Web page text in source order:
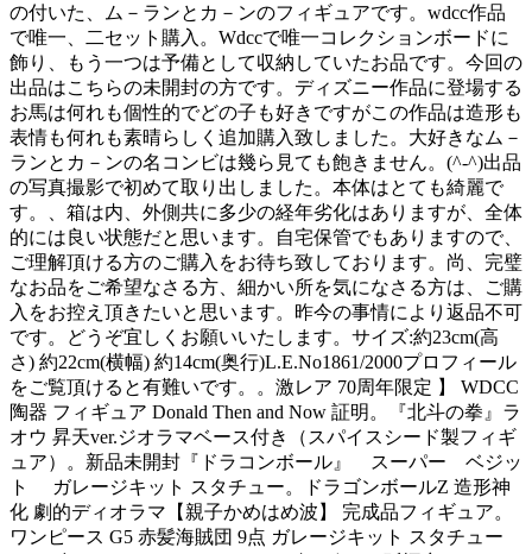
の付いた、ム－ランとカ－ンのフィギュアです。wdcc作品
で唯一、二セット購入。Wdccで唯一コレクションボードに
飾り、もう一つは予備として収納していたお品です。今回の
出品はこちらの未開封の方です。ディズニー作品に登場する
お馬は何れも個性的でどの子も好きですがこの作品は造形も
表情も何れも素晴らしく追加購入致しました。大好きなム－
ランとカ－ンの名コンビは幾ら見ても飽きません。(^-^)出品
の写真撮影で初めて取り出しました。本体はとても綺麗で
す。、箱は内、外側共に多少の経年劣化はありますが、全体
的には良い状態だと思います。自宅保管でもありますので、
ご理解頂ける方のご購入をお待ち致しております。尚、完璧
なお品をご希望なさる方、細かい所を気になさる方は、ご購
入をお控え頂きたいと思います。昨今の事情により返品不可
です。どうぞ宜しくお願いいたします。サイズ:約23cm(高
さ) 約22cm(横幅) 約14cm(奥行)L.E.No1861/2000プロフィール
をご覧頂けると有難いです。。激レア 70周年限定 】 WDCC
陶器 フィギュア Donald Then and Now 証明。『北斗の拳』ラ
オウ 昇天ver.ジオラマベース付き（スパイスシード製フィギ
ュア）。新品未開封『ドラコンボール』 スーパー ベジッ
ト ガレージキット スタチュー。ドラゴンボールZ 造形神
化 劇的ディオラマ【親子かめはめ波】 完成品フィギュア。
ワンピース G5 赤髪海賊団 9点 ガレージキット スタチュー